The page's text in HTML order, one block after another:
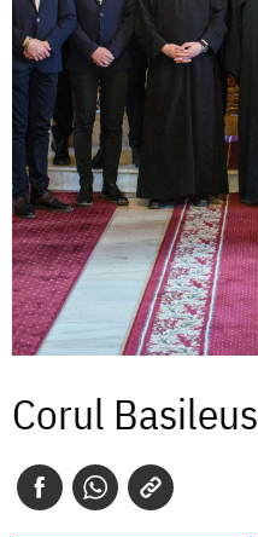
Corul Basileus